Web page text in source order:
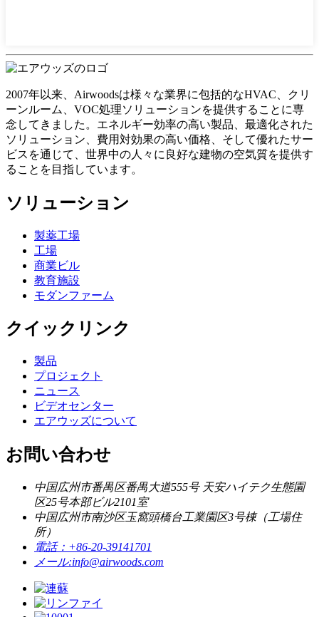
2007年以来、Airwoodsは様々な業界に包括的なHVAC、クリ
ーンルーム、VOC処理ソリューションを提供することに専
念してきました。エネルギー効率の高い製品、最適化された
ソリューション、費用対効果の高い価格、そして優れたサー
ビスを通じて、世界中の人々に良好な建物の空気質を提供す
ることを目指しています。
ソリューション
製薬工場
工場
商業ビル
教育施設
モダンファーム
クイックリンク
製品
プロジェクト
ニュース
ビデオセンター
エアウッズについて
お問い合わせ
中国広州市番禺区番禺大道555号 天安ハイテク生態園
区25号本部ビル2101室
中国広州市南沙区玉窩頭橋台工業園区3号棟（工場住
所）
電話： +86-20-39141701
メール:info@airwoods.com